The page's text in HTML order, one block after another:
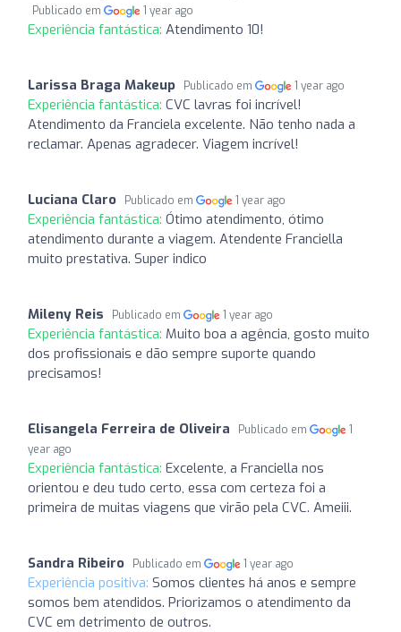
Publicado em 1 year ago
Experiência fantástica: Atendimento 10!
Larissa Braga Makeup Publicado em 1 year ago
Experiência fantástica: CVC lavras foi incrível!
Atendimento da Franciela excelente. Não tenho nada a
reclamar. Apenas agradecer. Viagem incrível!
Luciana Claro Publicado em 1 year ago
Experiência fantástica: Ótimo atendimento, ótimo
atendimento durante a viagem. Atendente Franciella
muito prestativa. Super indico
Mileny Reis Publicado em 1 year ago
Experiência fantástica: Muito boa a agência, gosto muito
dos profissionais e dão sempre suporte quando
precisamos!
Elisangela Ferreira de Oliveira Publicado em
1
year ago
Experiência fantástica: Excelente, a Franciella nos
orientou e deu tudo certo, essa com certeza foi a
primeira de muitas viagens que virão pela CVC. Ameiii.
Sandra Ribeiro Publicado em 1 year ago
Experiência positiva: Somos clientes há anos e sempre
somos bem atendidos. Priorizamos o atendimento da
CVC em detrimento de outros.